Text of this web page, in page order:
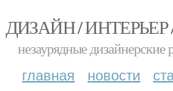
ДИЗАЙН / ИНТЕРЬЕР
незаурядные дизайнерские
главная новости